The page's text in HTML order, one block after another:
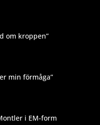
om kroppen”
min förmåga”
i EM-form